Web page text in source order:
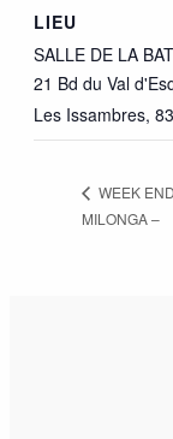
LIEU
SALLE DE LA
21 Bd du Val
Les Issambres,
WEEK
MILONGA –